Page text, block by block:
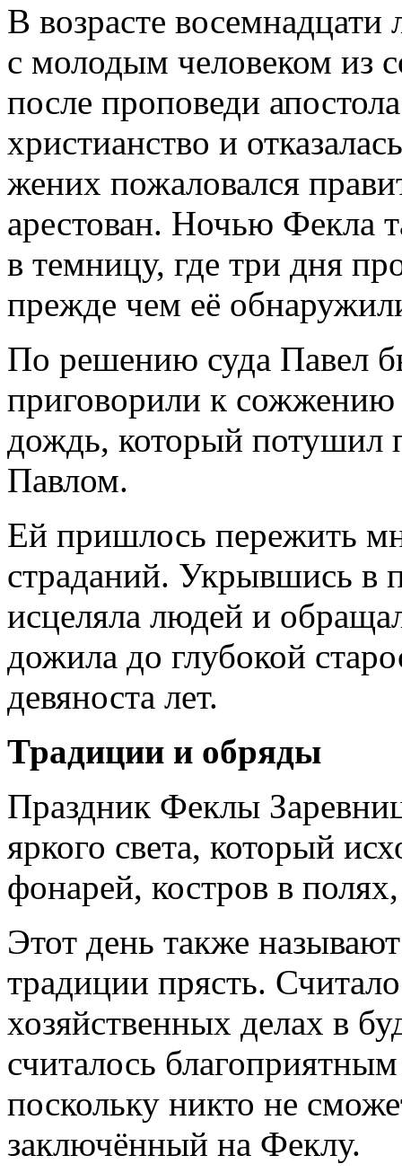
В возрасте восемнадцати
с молодым человеком из
после проповеди
христианство и
жених пожаловался
арестован. Ночью Фекла
в темницу, где три дня
прежде чем её
По решению суда Павел
приговорили к сожжению
дождь, который потушил
Павлом.
Ей пришлось пережить
страданий. Укрывшись в
исцеляла людей и
дожила до глубокой
девяноста лет.
Традиции и обряды
Праздник Феклы
яркого света, который
фонарей, костров в
Этот день также
традиции прясть.
хозяйственных делах в
считалось
поскольку никто не
заключённый на Феклу.